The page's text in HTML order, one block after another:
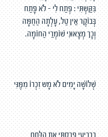
בִּקַּשְתִּי : פְּתַח לִי – לֹא פָּתַח
בְּבוֹקֶר אֵין טַל, עָלְתָה הַחַמָּה
וְכָך מְצָאוּנִי שׁוֹמְרֵי הַחוֹמָה.
שְׁלוֹשָׁה יָמִים לֹא מָש זִכְרוֹ מִמֶּנִּי